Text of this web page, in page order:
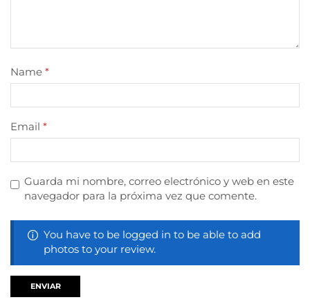
Name *
Email *
Guarda mi nombre, correo electrónico y web en este
navegador para la próxima vez que comente.
You have to be logged in to be able to add
photos to your review.